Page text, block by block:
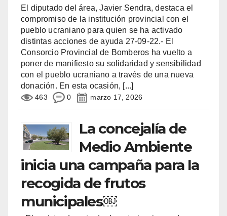
El diputado del área, Javier Sendra, destaca el
compromiso de la institución provincial con el
pueblo ucraniano para quien se ha activado
distintas acciones de ayuda 27-09-22.- El
Consorcio Provincial de Bomberos ha vuelto a
poner de manifiesto su solidaridad y sensibilidad
con el pueblo ucraniano a través de una nueva
donación. En esta ocasión, [...]
463 0 marzo 17, 2026
La concejalía de
Medio Ambiente
inicia una campaña para la
recogida de frutos
municipales￼